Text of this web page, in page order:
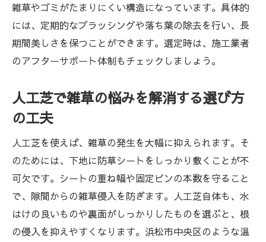
ゴムチップと人工芝の組み合わせで転倒防
止
法
セルデス人工芝で実現する安心の庭空間
初心者でも安心人工芝の張り方手順
人工芝施工前の道具準備と手順の基本
人工芝のカットと敷き方をわかりやすく解
説
雑草やゴミがたまりにくい構造になっています。具体的
には、定期的なブラッシングや落ち葉の除去を行い、長
期間美しさを保つことができます。選定時は、施工業者
のアフターサポート体制もチェックしましょう。
人工芝で雑草の悩みを解消する選び方
の工夫
人工芝を使えば、雑草の発生を大幅に抑えられます。そ
のためには、下地に防草シートをしっかり敷くことが不
可欠です。シートの重ね幅や固定ピンの本数を守ること
で、隙間からの雑草侵入を防ぎます。人工芝自体も、水
はけの良いものや裏面がしっかりしたものを選ぶと、根
の侵入を抑えやすくなります。浜松市中央区のような温